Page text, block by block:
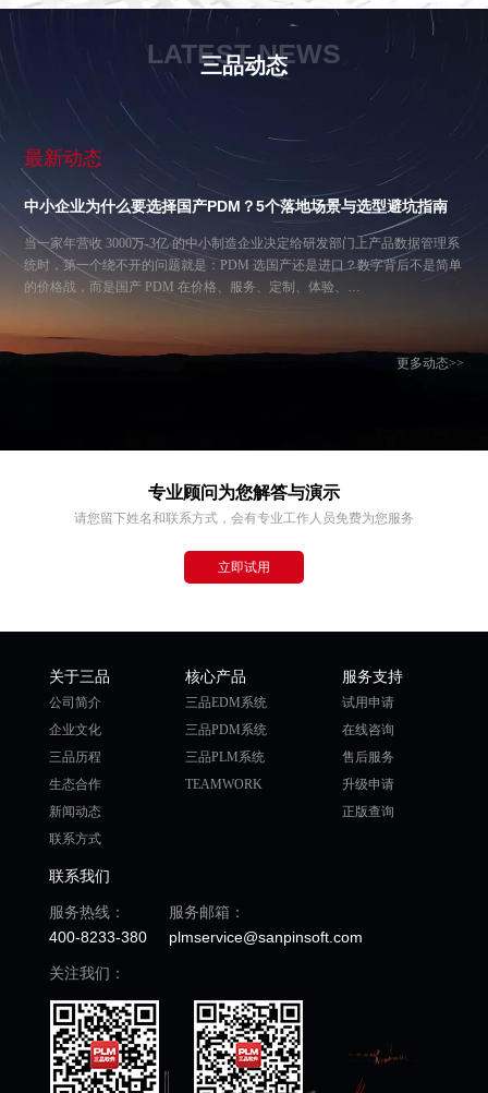
LATEST NEWS
三品动态
最新动态
中小企业为什么要选择国产PDM？5个落地场景与选型避坑指南
当一家年营收 3000万-3亿 的中小制造企业决定给研发部门上产品数据管理系
统时，第一个绕不开的问题就是：PDM 选国产还是进口？数字背后不是简单
的价格战，而是国产 PDM 在价格、服务、定制、体验、…
更多动态>>
专业顾问为您解答与演示
请您留下姓名和联系方式，会有专业工作人员免费为您服务
立即试用
关于三品
公司简介
企业文化
三品历程
生态合作
新闻动态
联系方式
核心产品
三品EDM系统
三品PDM系统
三品PLM系统
TEAMWORK
服务支持
试用申请
在线咨询
售后服务
升级申请
正版查询
联系我们
服务热线：
400-8233-380
服务邮箱：
plmservice@sanpinsoft.com
关注我们：